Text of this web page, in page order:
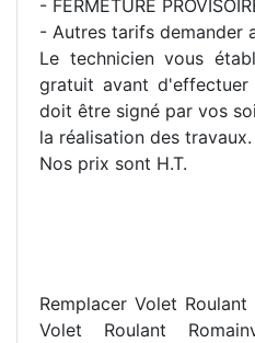
- FERMETURE
- Autres tarifs demander
Le technicien vous
gratuit avant
doit être signé par vos
la réalisation des travaux.
Nos prix sont H.T.
Remplacer Volet
Volet Roulant